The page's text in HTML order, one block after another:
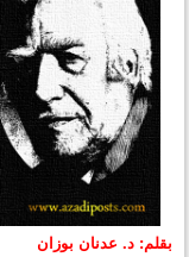
بقلم: د. عدنان بوزان